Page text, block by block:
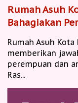
Rumah Asuh
Bahagiakan
Rumah Asuh
memberikan
perempuan dan
Ras...